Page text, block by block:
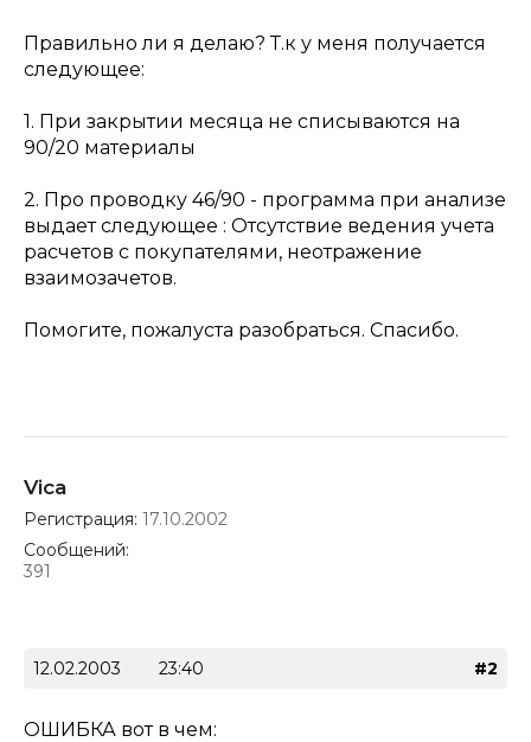
Правильно ли я делаю? Т.к у меня получается
следующее:
1. При закрытии месяца не списываются на
90/20 материалы
2. Про проводку 46/90 - программа при анализе
выдает следующее : Отсутствие ведения учета
расчетов с покупателями, неотражение
взаимозачетов.
Помогите, пожалуста разобраться. Спасибо.
Vica
Регистрация: 17.10.2002
Сообщений:
391
12.02.2003 23:40 #2
ОШИБКА вот в чем: